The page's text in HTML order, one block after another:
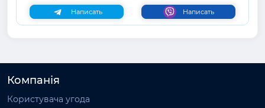
Написать Написать
Компанія
Користувача угода